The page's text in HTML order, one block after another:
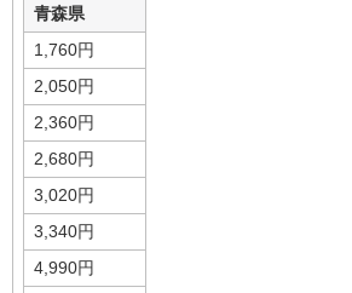
青森県
1,760円
2,050円
2,360円
2,680円
3,020円
3,340円
4,990円